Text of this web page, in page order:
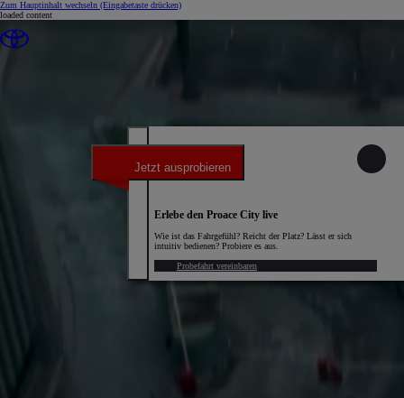
Zum Hauptinhalt wechseln (Eingabetaste drücken)
loaded content
Jetzt ausprobieren
Erlebe den Proace City live
Wie ist das Fahrgefühl? Reicht der Platz? Lässt er sich
intuitiv bedienen? Probiere es aus.
Probefahrt vereinbaren